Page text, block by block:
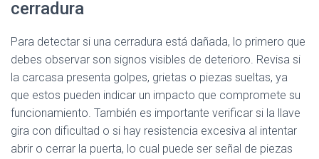
cerradura
Para detectar si una cerradura está dañada, lo primero que
debes observar son signos visibles de deterioro. Revisa si
la carcasa presenta golpes, grietas o piezas sueltas, ya
que estos pueden indicar un impacto que compromete su
funcionamiento. También es importante verificar si la llave
gira con dificultad o si hay resistencia excesiva al intentar
abrir o cerrar la puerta, lo cual puede ser señal de piezas